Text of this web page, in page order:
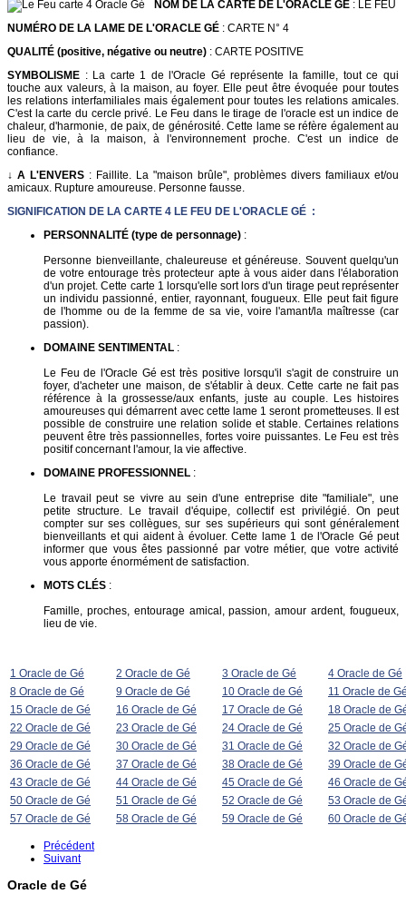
NOM DE LA CARTE DE L'ORACLE GÉ : LE FEU
NUMÉRO DE LA LAME DE L'ORACLE GÉ : CARTE N° 4
QUALITÉ (positive, négative ou neutre) : CARTE POSITIVE
SYMBOLISME : La carte 1 de l'Oracle Gé représente la famille, tout ce qui
touche aux valeurs, à la maison, au foyer. Elle peut être évoquée pour toutes
les relations interfamiliales mais également pour toutes les relations amicales.
C'est la carte du cercle privé. Le Feu dans le tirage de l'oracle est un indice de
chaleur, d'harmonie, de paix, de générosité. Cette lame se réfère également au
lieu de vie, à la maison, à l'environnement proche. C'est un indice de
confiance.
↓ A L'ENVERS : Faillite. La "maison brûle", problèmes divers familiaux et/ou
amicaux. Rupture amoureuse. Personne fausse.
SIGNIFICATION DE LA CARTE 4 LE FEU DE L'ORACLE GÉ :
PERSONNALITÉ (type de personnage) :
Personne bienveillante, chaleureuse et généreuse. Souvent quelqu'un
de votre entourage très protecteur apte à vous aider dans l'élaboration
d'un projet. Cette carte 1 lorsqu'elle sort lors d'un tirage peut représenter
un individu passionné, entier, rayonnant, fougueux. Elle peut fait figure
de l'homme ou de la femme de sa vie, voire l'amant/la maîtresse (car
passion).
DOMAINE SENTIMENTAL :
Le Feu de l'Oracle Gé est très positive lorsqu'il s'agit de construire un
foyer, d'acheter une maison, de s'établir à deux. Cette carte ne fait pas
référence à la grossesse/aux enfants, juste au couple. Les histoires
amoureuses qui démarrent avec cette lame 1 seront prometteuses. Il est
possible de construire une relation solide et stable. Certaines relations
peuvent être très passionnelles, fortes voire puissantes. Le Feu est très
positif concernant l'amour, la vie affective.
DOMAINE PROFESSIONNEL :
Le travail peut se vivre au sein d'une entreprise dite "familiale", une
petite structure. Le travail d'équipe, collectif est privilégié. On peut
compter sur ses collègues, sur ses supérieurs qui sont généralement
bienveillants et qui aident à évoluer. Cette lame 1 de l'Oracle Gé peut
informer que vous êtes passionné par votre métier, que votre activité
vous apporte énormément de satisfaction.
MOTS CLÉS :
Famille, proches, entourage amical, passion, amour ardent, fougueux,
lieu de vie.
1 Oracle de Gé 2 Oracle de Gé 3 Oracle de Gé
4 Oracle de Gé
8 Oracle de Gé
9 Oracle de Gé 10 Oracle de Gé
11 Oracle de
15 Oracle de Gé
16 Oracle de Gé 17 Oracle de Gé
18 Oracle de
22 Oracle de Gé
23 Oracle de Gé 24 Oracle de Gé
25 Oracle de
29 Oracle de Gé
30 Oracle de Gé 31 Oracle de Gé
32 Oracle de
36 Oracle de Gé
37 Oracle de Gé 38 Oracle de Gé
39 Oracle de
43 Oracle de Gé
44 Oracle de Gé 45 Oracle de Gé
46 Oracle de
50 Oracle de Gé
51 Oracle de Gé 52 Oracle de Gé
53 Oracle de
57 Oracle de Gé
58 Oracle de Gé 59 Oracle de Gé 60 Oracle de
Précédent
Suivant
Oracle de Gé